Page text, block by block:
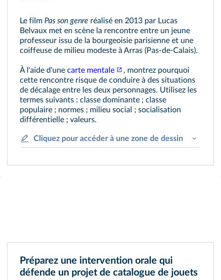
Le film Pas son genre réalisé en 2013 par Lucas
Belvaux met en scène la rencontre entre un jeune
professeur issu de la bourgeoisie parisienne et une
coiffeuse de milieu modeste à Arras (Pas-de-Calais).
À l'aide d'une carte mentale
, montrez pourquoi
cette rencontre risque de conduire à des situations
de décalage entre les deux personnages. Utilisez les
termes suivants : classe dominante ; classe
populaire ; normes ; milieu social ; socialisation
différentielle ; valeurs.
Cliquez pour accéder à une zone de dessin
Préparez une intervention orale qui
défende un projet de catalogue de jouets